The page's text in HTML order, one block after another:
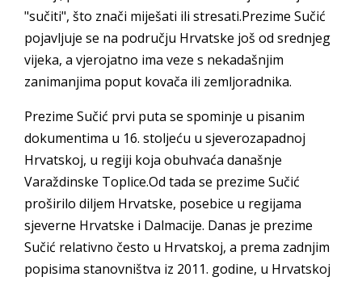
"sučiti", što znači miješati ili stresati.Prezime Sučić
pojavljuje se na području Hrvatske još od srednjeg
vijeka, a vjerojatno ima veze s nekadašnjim
zanimanjima poput kovača ili zemljoradnika.
Prezime Sučić prvi puta se spominje u pisanim
dokumentima u 16. stoljeću u sjeverozapadnoj
Hrvatskoj, u regiji koja obuhvaća današnje
Varaždinske Toplice.Od tada se prezime Sučić
proširilo diljem Hrvatske, posebice u regijama
sjeverne Hrvatske i Dalmacije. Danas je prezime
Sučić relativno često u Hrvatskoj, a prema zadnjim
popisima stanovništva iz 2011. godine, u Hrvatskoj